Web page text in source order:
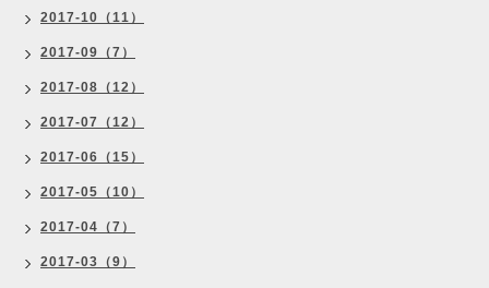
2017-10（11）
2017-09（7）
2017-08（12）
2017-07（12）
2017-06（15）
2017-05（10）
2017-04（7）
2017-03（9）